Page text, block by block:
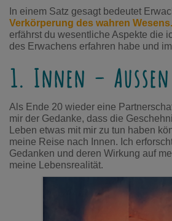
In einem Satz gesagt bedeutet
Verkörperung des wahren Wesens.
erfährst du wesentliche Aspekte die
des Erwachens erfahren habe und
1. Innen – Aussen
Als Ende 20 wieder eine
mir der Gedanke, dass die
Leben etwas mit mir zu tun haben
meine Reise nach Innen. Ich
Gedanken und deren Wirkung auf
meine Lebensrealität.